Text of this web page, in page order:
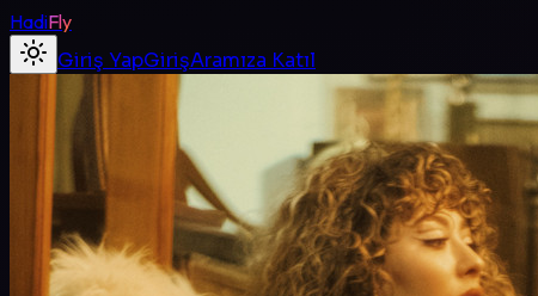
HadiFly
Giriş YapGirişAramıza Katıl